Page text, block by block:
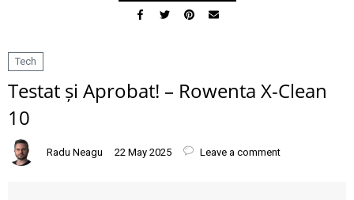
Tech
Testat și Aprobat! – Rowenta X-Clean
10
Radu Neagu 22 May 2025 Leave a comment